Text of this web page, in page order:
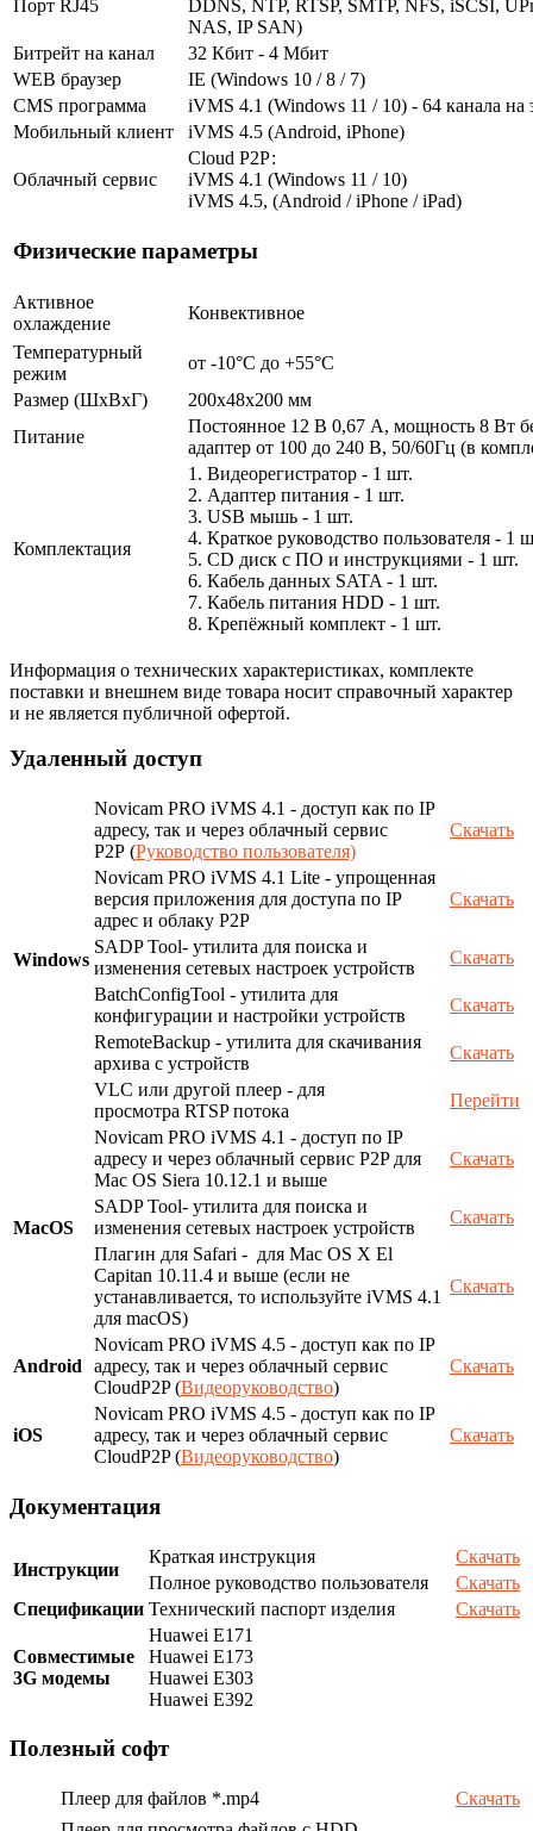
Порт RJ45
DDNS, NTP, RTSP, SMTP, NFS, iSCSI,
NAS, IP SAN)
Битрейт на канал
32 Кбит - 4 Мбит
WEB браузер
IE (Windows 10 / 8 / 7)
CMS программа
iVMS 4.1 (Windows 11 / 10) - 64 канала на
Мобильный клиент
iVMS 4.5 (Android, iPhone)
Облачный сервис
Cloud Р2Р:
iVMS 4.1 (Windows 11 / 10)
iVMS 4.5, (Android / iPhone / iPad)
Физические параметры
Активное
охлаждение
Конвективное
Температурный
режим
от -10°C до +55°C
Размер (ШxВxГ)
200x48x200 мм
Питание
Постоянное 12 В 0,67 А, мощность 8 Вт
адаптер от 100 до 240 В, 50/60Гц (в
Комплектация
1. Видеорегистратор - 1 шт.
2. Адаптер питания - 1 шт.
3. USB мышь - 1 шт.
4. Краткое руководство пользователя - 1
5. CD диск с ПО и инструкциями - 1 шт.
6. Кабель данных SATA - 1 шт.
7. Кабель питания HDD - 1 шт.
8. Крепёжный комплект - 1 шт.
Информация о технических характеристиках, комплекте
поставки и внешнем виде товара носит справочный характер
и не является публичной офертой.
Удаленный доступ
Windows
Novicam PRO iVMS 4.1 - доступ как по IP
адресу, так и через облачный сервис
P2P (Руководство пользователя)
Скачать
Novicam PRO iVMS 4.1 Lite - упрощенная
версия приложения для доступа по IP
адрес и облаку P2P
Скачать
SADP Tool- утилита для поиска и
изменения сетевых настроек устройств
Скачать
BatchConfigTool - утилита для
конфигурации и настройки устройств
Скачать
RemoteBackup - утилита для скачивания
архива с устройств
Скачать
VLC или другой плеер - для
просмотра RTSP потока
Перейти
MacOS
Novicam PRO iVMS 4.1 - доступ по IP
адресу и через облачный сервис P2P для
Mac OS Siera 10.12.1 и выше
Скачать
SADP Tool- утилита для поиска и
изменения сетевых настроек устройств
Скачать
Плагин для Safari - для Mac OS X El
Capitan 10.11.4 и выше (если не
устанавливается, то используйте iVMS 4.1
для macOS)
Скачать
Android
Novicam PRO iVMS 4.5 - доступ как по IP
адресу, так и через облачный сервис
CloudP2P (Видеоруководство)
Скачать
iOS
Novicam PRO iVMS 4.5 - доступ как по IP
адресу, так и через облачный сервис
CloudP2P (Видеоруководство)
Скачать
Документация
Инструкции
Краткая инструкция
Скачать
Полное руководство пользователя
Скачать
Спецификации Технический паспорт изделия Скачать
Совместимые
3G модемы
Huawei E171
Huawei E173
Huawei E303
Huawei E392
Полезный софт
Плеер для файлов *.mp4
Скачать